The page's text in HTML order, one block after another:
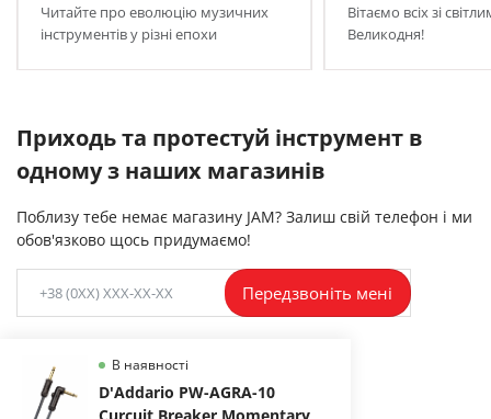
Читайте про еволюцію музичних
інструментів у різні епохи
Вітаємо всіх зі
Великодня!
Приходь та протестуй інструмент в
одному з наших магазинів
Поблизу тебе немає магазину JAM? Залиш свій телефон і ми
обов'язково щось придумаємо!
В наявності
D'Addario PW-AGRA-10
Передзвоніть мені